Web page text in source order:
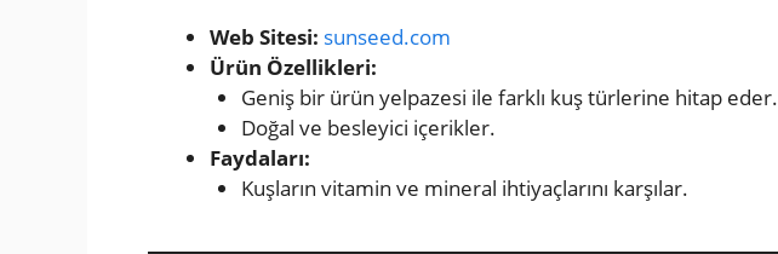
Web Sitesi: sunseed.com
Ürün Özellikleri:
Geniş bir ürün yelpazesi ile farklı kuş türlerine hitap eder.
Doğal ve besleyici içerikler.
Faydaları:
Kuşların vitamin ve mineral ihtiyaçlarını karşılar.